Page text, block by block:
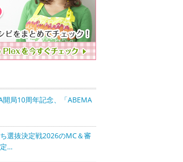
開局10周年記念、「ABEMA
選抜決定戦2026のMC＆審
…